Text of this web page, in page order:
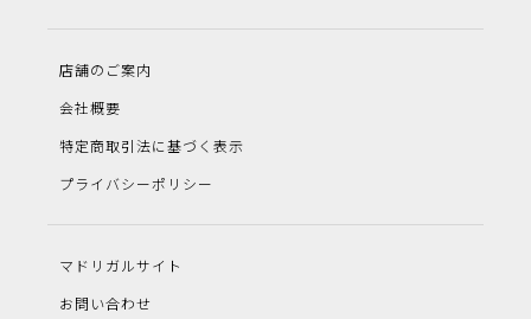
店舗のご案内
会社概要
特定商取引法に基づく表示
プライバシーポリシー
マドリガルサイト
お問い合わせ